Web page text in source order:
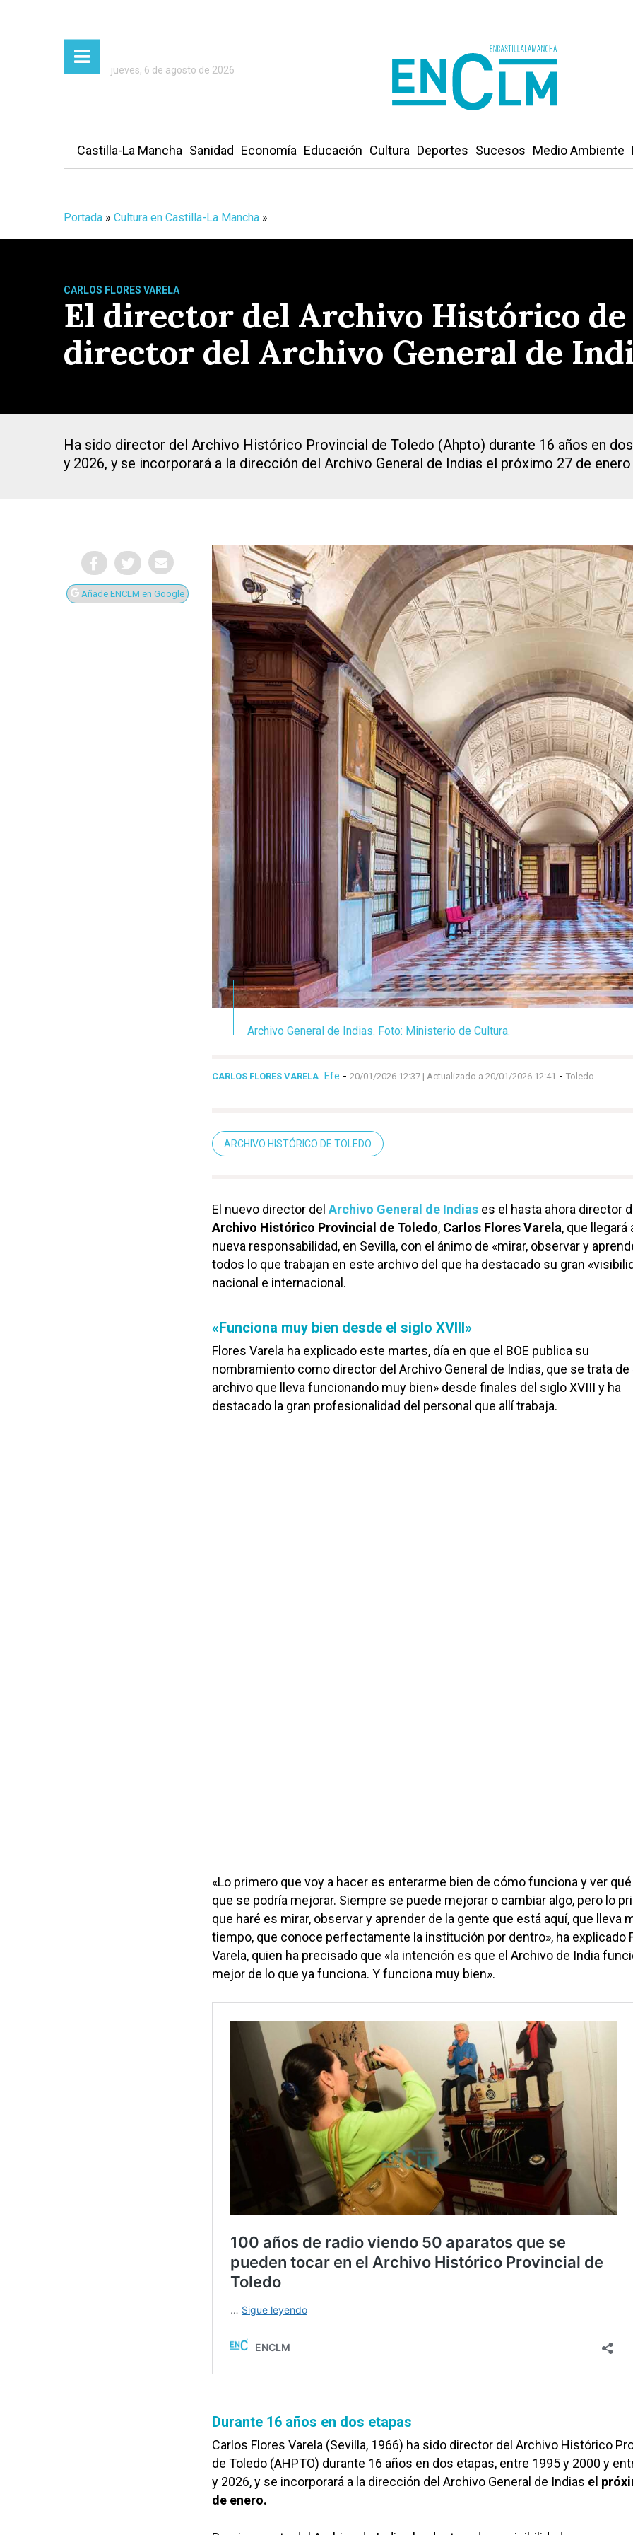
Presiona Intro para buscar o ESC para cerrar
jueves, 6 de agosto de 2026
Castilla-La Mancha Sanidad Economía Educación Cultura Deportes Sucesos Medio Ambiente
Portada » Cultura en Castilla-La Mancha »
CARLOS FLORES VARELA
El director del Archivo Histórico de
director del Archivo General de
Ha sido director del Archivo Histórico Provincial de Toledo (Ahpto) durante 16 años en
y 2026, y se incorporará a la dirección del Archivo General de Indias el próximo 27 de enero
Añade ENCLM en Google
Archivo General de Indias. Foto: Ministerio de Cultura.
CARLOS FLORES VARELA Efe - 20/01/2026 12:37 | Actualizado a 20/01/2026 12:41 - Toledo
ARCHIVO HISTÓRICO DE TOLEDO
El nuevo director del Archivo General de Indias es el hasta ahora director
Archivo Histórico Provincial de Toledo, Carlos Flores Varela, que llegará
nueva responsabilidad, en Sevilla, con el ánimo de «mirar, observar y
todos lo que trabajan en este archivo del que ha destacado su gran
nacional e internacional.
«Funciona muy bien desde el siglo XVIII»
Flores Varela ha explicado este martes, día en que el BOE publica su
nombramiento como director del Archivo General de Indias, que se trata de
archivo que lleva funcionando muy bien» desde finales del siglo XVIII y ha
destacado la gran profesionalidad del personal que allí trabaja.
«Lo primero que voy a hacer es enterarme bien de cómo funciona y ver
que se podría mejorar. Siempre se puede mejorar o cambiar algo, pero lo
que haré es mirar, observar y aprender de la gente que está aquí, que lleva
tiempo, que conoce perfectamente la institución por dentro», ha explicado
Varela, quien ha precisado que «la intención es que el Archivo de India
mejor de lo que ya funciona. Y funciona muy bien».
Durante 16 años en dos etapas
Carlos Flores Varela (Sevilla, 1966) ha sido director del Archivo Histórico
de Toledo (AHPTO) durante 16 años en dos etapas, entre 1995 y 2000 y
y 2026, y se incorporará a la dirección del Archivo General de Indias el
de enero.